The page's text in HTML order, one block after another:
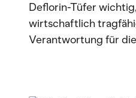
Deflorin-Tüfer
wirtschaftlich
Verantwortung für